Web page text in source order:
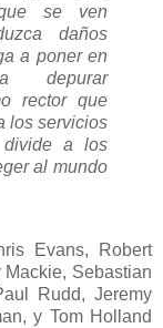
se ven
daños
a poner en
depurar
rector que
los servicios
a los
al mundo
Evans, Robert
Mackie, Sebastian
Rudd, Jeremy
y Tom Holland